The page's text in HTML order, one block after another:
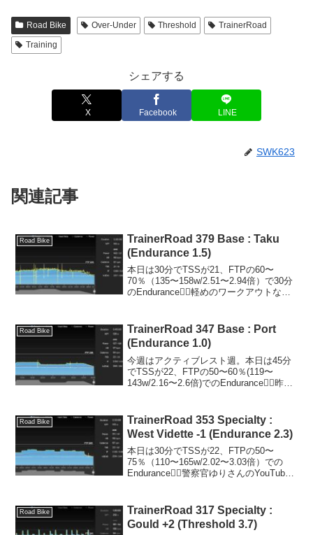
Road Bike Over-Under Threshold
TrainerRoad
Training
シェアする
X Facebook LINE
SWK623
関連記事
Road Bike
TrainerRoad 379 Base : Taku
(Endurance 1.5)
本日は30分でTSSが21、FTPの60〜
70％（135〜158w/2.51〜2.94倍）で30分
のEndurance🚴‍♂️軽めのワークアウトなん
で...
Road Bike
TrainerRoad 347 Base : Port
(Endurance 1.0)
今週はアクティブレスト週。本日は45分
でTSSが22、FTPの50〜60％(119〜
143w/2.16〜2.6倍)でのEndurance🚴‍♂️昨日
と。体組成データ体重は...
Road Bike
TrainerRoad 353 Specialty :
West Vidette -1 (Endurance 2.3)
本日は30分でTSSが22、FTPの50〜
75％（110〜165w/2.02〜3.03倍）での
Endurance🚴‍♂️警察官ゆりさんのYouTube
Stravaワークアウ...
Road Bike
TrainerRoad 317 Specialty :
Gould +2 (Threshold 3.7)